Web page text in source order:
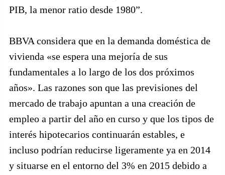
PIB, la menor ratio desde 1980”.
BBVA considera que en la demanda doméstica de
vivienda «se espera una mejoría de sus
fundamentales a lo largo de los dos próximos
años». Las razones son que las previsiones del
mercado de trabajo apuntan a una creación de
empleo a partir del año en curso y que los tipos de
interés hipotecarios continuarán estables, e
incluso podrían reducirse ligeramente ya en 2014
y situarse en el entorno del 3% en 2015 debido a